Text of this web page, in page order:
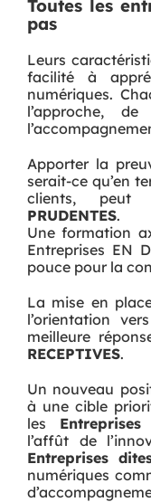
Toutes les
pas
Leurs
facilité à
numériques.
l’approche,
Apporter la
serait-ce qu’en
clients, peut
PRUDENTES.
Une formation
Entreprises EN
pouce pour la
La mise en
l’orientation
meilleure
RECEPTIVES.
Un nouveau
à une cible
les Entreprises
l’affût de
Entreprises
numériques